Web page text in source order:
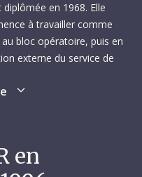
en 1968. Elle
à travailler comme
au bloc opératoire, puis en
externe du service de
très aimée, qui a la
devient grand-mère pour
en